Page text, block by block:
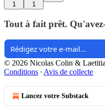
1 1
Tout à fait prêt.
© 2026 Nicolas Colin &
Conditions ∙ Avis de collecte
Lancez votre Substack